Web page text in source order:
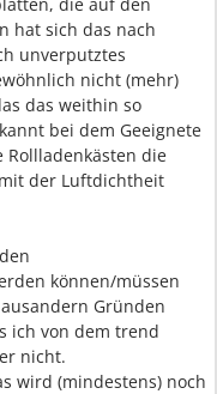
hat sich das nach
unverputztes
nicht (mehr)
das weithin so
bei dem Geeignete
Rollladenkästen die
der Luftdichtheit
können/müssen
Gründen
ich von dem trend
nicht.
wird (mindestens) noch